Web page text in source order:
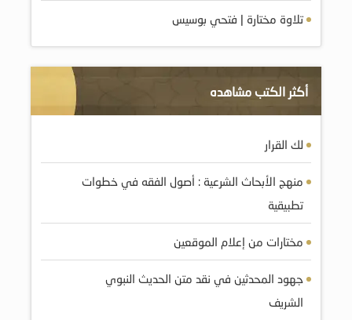
تلاوة مختارة | فتحي بوسيس
أكثر الكتب مشاهده
لك القرار
منهج الأبحاث الشرعية : أصول الفقه في خطوات
تطبيقية
مختارات من إعلام الموقعين
جهود المحدثين في نقد متن الحديث النبوي
الشريف